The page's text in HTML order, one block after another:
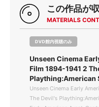
この作品が
MATERIALS
DVD館内視聴のみ
Unseen Cinema
Film 1894-1941 2
Plaything:American
Unseen Cinema Early
The Devil's